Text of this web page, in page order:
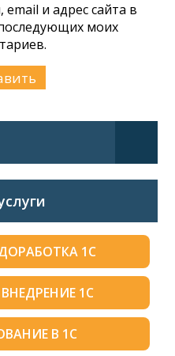
и адрес сайта в
моих
1С
1С
В 1С